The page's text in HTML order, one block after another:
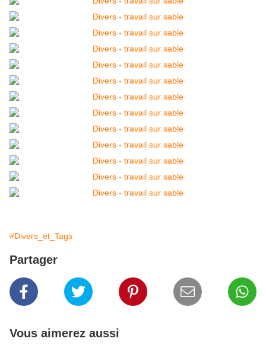
#Divers_et_Tags
Partager
Vous aimerez aussi